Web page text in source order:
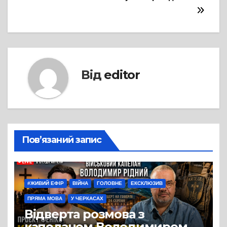
Від editor
Пов’язаний запис
#ЖИВИЙ ЕФІР ВІЙНА ГОЛОВНЕ ЕКСКЛЮЗИВ
ПРЯМА МОВА У ЧЕРКАСАХ
Відверта розмова з